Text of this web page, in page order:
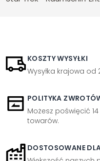
KOSZTY WYSYŁKI
Wysyłka krajowa od
POLITYKA
Możesz poświęcić
towarów.
DOSTOSOWANE